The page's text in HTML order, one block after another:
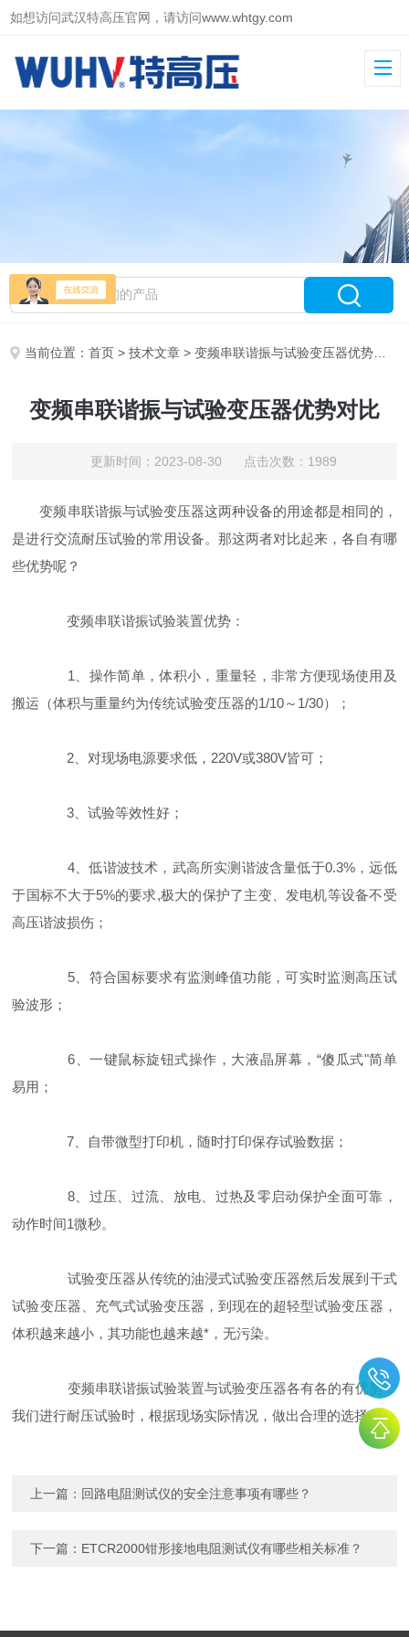
如想访问武汉特高压官网，请访问www.whtgy.com
当前位置：首页 >技术文章 > 变频串联谐振与试验变压器优势对比
变频串联谐振与试验变压器优势对比
更新时间：2023-08-30 点击次数：1989
变频串联谐振与试验变压器这两种设备的用途都是相同的，
是进行交流耐压试验的常用设备。那这两者对比起来，各自有哪
些优势呢？
变频串联谐振试验装置优势：
1、操作简单，体积小，重量轻，非常方便现场使用及
搬运（体积与重量约为传统试验变压器的1/10～1/30）；
2、对现场电源要求低，220V或380V皆可；
3、试验等效性好；
4、低谐波技术，武高所实测谐波含量低于0.3%，远低
于国标不大于5%的要求,极大的保护了主变、发电机等设备不受
高压谐波损伤；
5、符合国标要求有监测峰值功能，可实时监测高压试
验波形；
6、一键鼠标旋钮式操作，大液晶屏幕，“傻瓜式"简单
易用；
7、自带微型打印机，随时打印保存试验数据；
8、过压、过流、放电、过热及零启动保护全面可靠，
动作时间1微秒。
试验变压器从传统的油浸式试验变压器然后发展到干式
试验变压器、充气式试验变压器，到现在的超轻型试验变压器，
体积越来越小，其功能也越来越*，无污染。
变频串联谐振试验装置与试验变压器各有各的有优势，
我们进行耐压试验时，根据现场实际情况，做出合理的选择。
上一篇： 回路电阻测试仪的安全注意事项有哪些？
下一篇： ETCR2000钳形接地电阻测试仪有哪些相关标准？